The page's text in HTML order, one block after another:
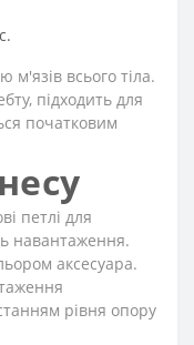
всього тіла.
підходить для
початковим
петлі для
навантаження.
аксесуара.
рівня опору